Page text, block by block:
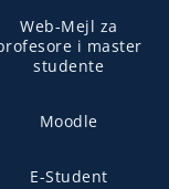
Web-Mejl za
i master
studente
Moodle
E-Student